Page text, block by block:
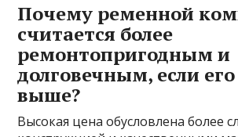
Почему ременной
считается более
ремонтопригодным и
долговечным, если
выше?
Высокая цена обусловлена более